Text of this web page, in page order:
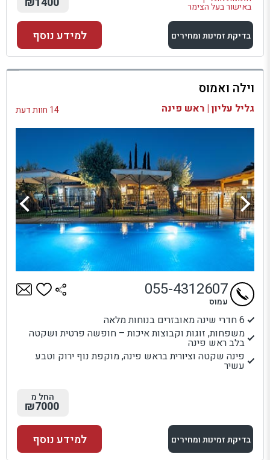
באישור בעל הצימר
בדיקת זמינות ומחירים
למתחם זה
בדיקת זמינות ומחירים
למידע נוסף
וילה ואמוס
גליל עליון | ראש פינה 14 חוות דעת
6 חדרי שינה מאובזרים בנוחות מלאה
משפחות, זוגות וקבוצות איכות – חופשה פרטית ושקטה
בלב ראש פינה
פינה שקטה וציורית בראש פינה, מוקפת נוף ירוק וטבע
עשיר
055-4312607
עמוס
החל מ
₪7000
בדיקת זמינות ומחירים למידע נוסף